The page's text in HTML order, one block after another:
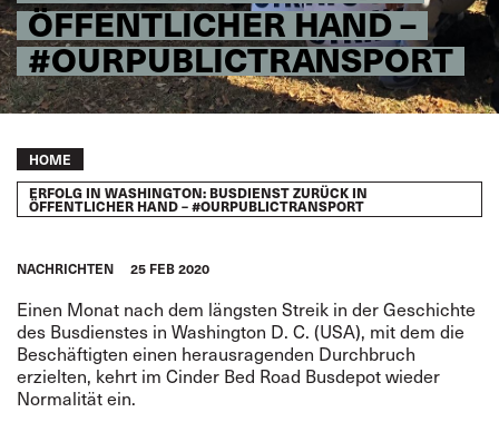
ÖFFENTLICHER HAND –
#OURPUBLICTRANSPORT
Breadcrumb
HOME
ERFOLG IN WASHINGTON: BUSDIENST ZURÜCK IN
ÖFFENTLICHER HAND – #OURPUBLICTRANSPORT
NACHRICHTEN 25 FEB 2020
Einen Monat nach dem längsten Streik in der Geschichte
des Busdienstes in Washington D. C. (USA), mit dem die
Beschäftigten einen herausragenden Durchbruch
erzielten, kehrt im Cinder Bed Road Busdepot wieder
Normalität ein.